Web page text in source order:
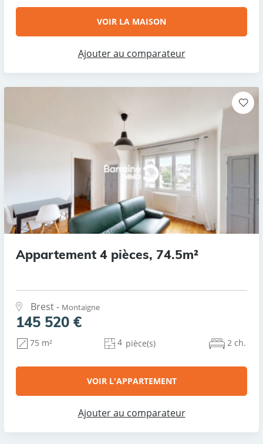
VOIR LA MAISON
Ajouter au comparateur
Appartement 4 pièces, 74.5m²
Brest - Montaigne
145 520 €
75 m² 4 pièce(s) 2 ch.
VOIR L'APPARTEMENT
Ajouter au comparateur